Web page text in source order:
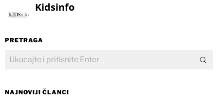
Kidsinfo
PRETRAGA
NAJNOVIJI ČLANCI